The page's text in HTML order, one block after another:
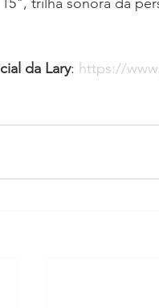
da Lary: https://